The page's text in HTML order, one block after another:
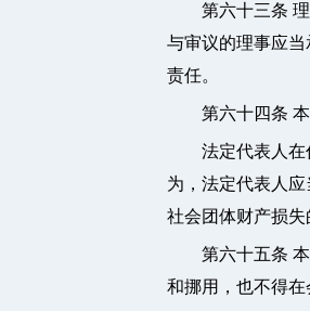
第六十三条
与审议的理事应
责任。
第六十四条
法定代表人
为，法定代表人
社会团体财产损
第六十五条
和挪用，也不得